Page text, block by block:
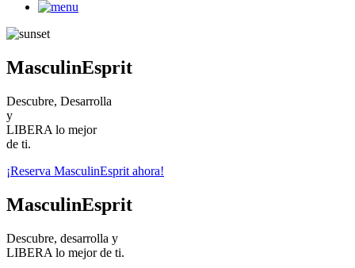
MasculinEsprit
Descubre, Desarrolla
y
LIBERA lo mejor
de ti.
¡Reserva MasculinEsprit ahora!
MasculinEsprit
Descubre, desarrolla y
LIBERA lo mejor de ti.